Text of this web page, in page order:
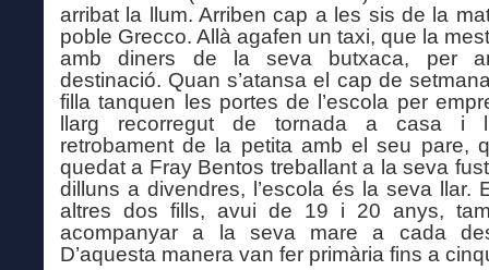
arribat la llum. Arriben cap a les sis de la
poble Grecco. Allà agafen un taxi, que la
amb diners de la seva butxaca, per
destinació. Quan s’atansa el cap de
filla tanquen les portes de l’escola per
llarg recorregut de tornada a casa i
retrobament de la petita amb el seu pare,
quedat a Fray Bentos treballant a la seva
dilluns a divendres, l’escola és la seva llar.
altres dos fills, avui de 19 i 20 anys,
acompanyar a la seva mare a cada
D’aquesta manera van fer primària fins a